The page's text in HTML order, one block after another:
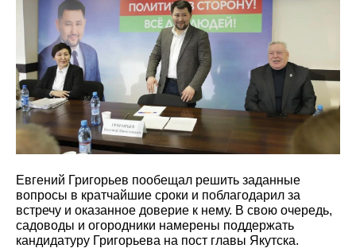
Евгений Григорьев пообещал решить заданные
вопросы в кратчайшие сроки и поблагодарил за
встречу и оказанное доверие к нему. В свою очередь,
садоводы и огородники намерены поддержать
кандидатуру Григорьева на пост главы Якутска.